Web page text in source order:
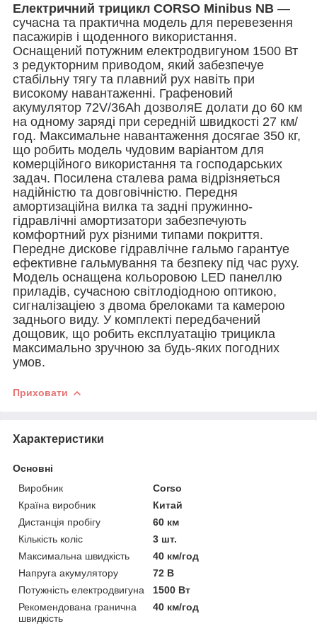
Електричний трицикл CORSO Minibus NB —
сучасна та практична модель для перевезення
пасажирів і щоденного використання.
Оснащений потужним електродвигуном 1500 Вт
з редукторним приводом, який забезпечуе
стабільну тягу та плавний рух навіть при
високому навантаженні. Графеновий
акумулятор 72V/36Ah дозволяЕ долати до 60 км
на одному заряді при середній швидкості 27 км/
год. Максимальне навантаження досягае 350 кг,
що робить модель чудовим варіантом для
комерційного використання та господарських
задач. Посилена сталева рама відрізняеться
надійністю та довговічністю. Передня
амортизаційна вилка та задні пружинно-
гідравлічні амортизатори забезпечують
комфортний рух різними типами покриття.
Передне дискове гідравлічне гальмо гарантуе
ефективне гальмування та безпеку під час руху.
Модель оснащена кольоровою LED панеллю
приладів, сучасною світлодіодною оптикою,
сигналізаціею з двома брелоками та камерою
заднього виду. У комплекті передбачений
дощовик, що робить експлуатацію трицикла
максимально зручною за будь-яких погодних
умов.
Приховати
Характеристики
Основні
Виробник
Corso
Країна виробник
Китай
Дистанція пробігу
60 км
Кількість коліс
3 шт.
Максимальна швидкість
40 км/год
Напруга акумулятору
72 В
Потужність електродвигуна
1500 Вт
Рекомендована гранична
швидкість
40 км/год